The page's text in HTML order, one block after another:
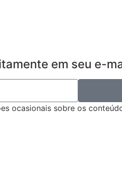
em seu e-
ocasionais sobre os